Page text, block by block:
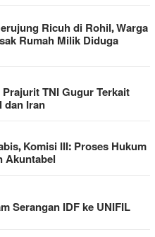
Ricuh di Rohil, Warga
Rumah Milik Diduga
TNI Gugur Terkait
dan Iran
Komisi III: Proses Hukum
Akuntabel
Serangan IDF ke UNIFIL